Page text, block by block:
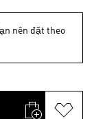
nên đặt theo